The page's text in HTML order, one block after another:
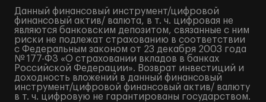
Данный финансовый инструмент/цифровой
финансовый актив/ валюта, в т. ч. цифровая не
являются банковским депозитом, связанные с ним
риски не подлежат страхованию в соответствии
с Федеральным законом от 23 декабря 2003 года
№ 177-ФЗ «О страховании вкладов в банках
Российской Федерации». Возврат инвестиций и
доходность вложений в данный финансовый
инструмент/цифровой финансовый актив/ валюту
в т. ч. цифровую не гарантированы государством.